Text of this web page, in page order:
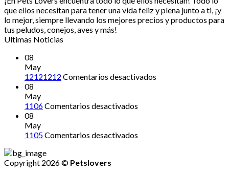
que ellos necesitan para tener una vida feliz y plena junto a ti, ¡y
lo mejor, siempre llevando los mejores precios y productos para
tus peludos, conejos, aves y más!
Ultimas Noticias
08
May
12121212 Comentarios desactivados
08
May
1106Comentarios desactivados
08
May
1105Comentarios desactivados
Copyright 2026 © Petslovers